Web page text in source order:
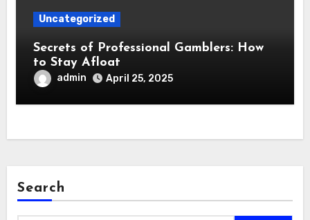
Uncategorized
Secrets of Professional Gamblers: How
to Stay Afloat
admin April 25, 2025
Search